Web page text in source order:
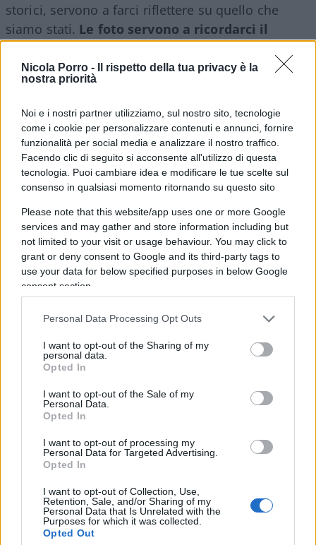
Nicola Porro -
Il rispetto della tua privacy è la
nostra priorità
Noi e i nostri partner utilizziamo, sul nostro sito, tecnologie
come i cookie per personalizzare contenuti e annunci, fornire
funzionalità per social media e analizzare il nostro traffico.
Facendo clic di seguito si acconsente all'utilizzo di questa
tecnologia. Puoi cambiare idea e modificare le tue scelte sul
consenso in qualsiasi momento ritornando su questo sito
Please note that this website/app uses one or more Google
services and may gather and store information including but
not limited to your visit or usage behaviour. You may click to
grant or deny consent to Google and its third-party tags to
use your data for below specified purposes in below Google
consent section.
Personal Data Processing Opt Outs
I want to opt-out of the Sharing of my
personal data.
Opted In
I want to opt-out of the Sale of my
Personal Data.
Opted In
I want to opt-out of processing my
Personal Data for Targeted Advertising.
Opted In
I want to opt-out of Collection, Use,
Retention, Sale, and/or Sharing of my
Personal Data that Is Unrelated with the
Purposes for which it was collected.
Opted Out
storici, servono a farci riflettere su quello che
siamo stati. Le foto servono a ricordarci il
Piacentini, o l’obelisco del Foro Italico. Io credo
che la Rivoluzione Culturale di Mao abbia
precedente. Certe immagini vanno tenute perché
fanno riflettere su quello che eravamo. Io non
voglio cancellare il passato, non bisogna
cancellare il passato. Tutti i simboli vanno tenuti,
Se non c’è l’immagine va a finire che qualcuno
potrebbe dire che certe cose non sono nemmeno
esistite”.
Gli insulti alla Meloni
Toscani, quello di sparare alzo zero (con le parole,
s’intende) contro i leader del centrodestra. Ne ha
per tutti. Per Silvio Berlusconi(“ha rovinato
l’Italia, bruciato la decenza”, “un mostro
E ovviamente perGiorgia Meloni
, su cui spende
parole che – pronunciate da chiunque altro o
contro chiunque altro – avrebbero già scatenato
l’ira delle femministe nostrane. “Io non la
sopporto anche esteticamente. Mi dà fastidio